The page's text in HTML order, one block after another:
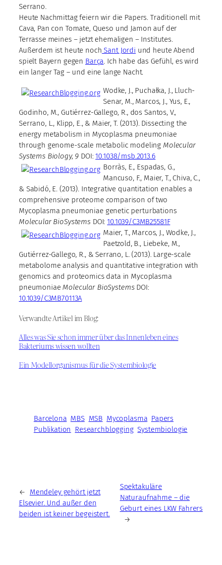
Serrano.
Heute Nachmittag feiern wir die Papers. Traditionell mit
Cava, Pan con Tomate, Queso und Jamon auf der
Terrasse meines – jetzt ehemaligen – Institutes.
Außerdem ist heute noch Sant Jordi und heute Abend
spielt Bayern gegen Barça. Ich habe das Gefühl, es wird
ein langer Tag – und eine lange Nacht.
Wodke, J., Puchałka, J., Lluch-
Senar, M., Marcos, J., Yus, E.,
Godinho, M., Gutiérrez-Gallego, R., dos Santos, V.,
Serrano, L., Klipp, E., & Maier, T. (2013). Dissecting the
energy metabolism in Mycoplasma pneumoniae
through genome-scale metabolic modeling Molecular
Systems Biology, 9 DOI: 10.1038/msb.2013.6
Borràs, E., Espadas, G.,
Mancuso, F., Maier, T., Chiva, C.,
& Sabidó, E. (2013). Integrative quantitation enables a
comprehensive proteome comparison of two
Mycoplasma pneumoniae genetic perturbations
Molecular BioSystems DOI: 10.1039/C3MB25581F
Maier, T., Marcos, J., Wodke, J.,
Paetzold, B., Liebeke, M.,
Gutiérrez-Gallego, R., & Serrano, L. (2013). Large-scale
metabolome analysis and quantitative integration with
genomics and proteomics data in Mycoplasma
pneumoniaeMolecular BioSystems DOI:
10.1039/C3MB70113A
Verwandte Artikel im Blog:
Alles was Sie schon immer über das Innenleben eines
Bakteriums wissen wollten
Ein Modellorganismus für die Systembiologie
Barcelona MBS MSB Mycoplasma Papers
Publikation Researchblogging Systembiologie
←
Mendeley gehört jetzt
Elsevier. Und außer den
beiden ist keiner begeistert.
Spektakuläre
Naturaufnahme – die
Geburt eines LKW Fahrers
→